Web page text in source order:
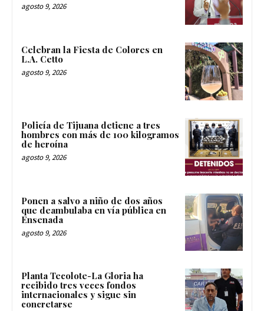
agosto 9, 2026
Celebran la Fiesta de Colores en
L.A. Cetto
agosto 9, 2026
Policía de Tijuana detiene a tres
hombres con más de 100 kilogramos
de heroína
agosto 9, 2026
Ponen a salvo a niño de dos años
que deambulaba en vía pública en
Ensenada
agosto 9, 2026
Planta Tecolote-La Gloria ha
recibido tres veces fondos
internacionales y sigue sin
concretarse